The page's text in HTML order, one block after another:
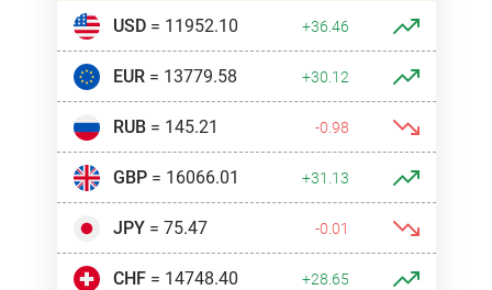
USD= 11952.10 +36.46
EUR= 13779.58 +30.12
RUB= 145.21 -0.98
GBP= 16066.01 +31.13
JPY= 75.47 -0.01
CHF= 14748.40 +28.65